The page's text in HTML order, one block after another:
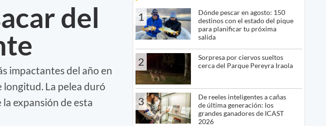
del
impactantes del año en
longitud. La pelea duró
expansión de esta
1
Dónde pescar en agosto: 150
destinos con el estado del pique
para planificar tu próxima
salida
2
Sorpresa por ciervos sueltos
cerca del Parque Pereyra Iraola
3
De reeles inteligentes a cañas
de última generación: los
grandes ganadores de ICAST
2026